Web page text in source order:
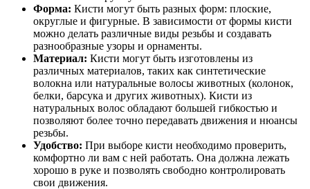
Форма: Кисти могут быть разных форм: плоские,
округлые и фигурные. В зависимости от формы кисти
можно делать различные виды резьбы и создавать
разнообразные узоры и орнаменты.
Материал: Кисти могут быть изготовлены из
различных материалов, таких как синтетические
волокна или натуральные волосы животных (колонок,
белки, барсука и других животных). Кисти из
натуральных волос обладают большей гибкостью и
позволяют более точно передавать движения и нюансы
резьбы.
Удобство: При выборе кисти необходимо проверить,
комфортно ли вам с ней работать. Она должна лежать
хорошо в руке и позволять свободно контролировать
свои движения.